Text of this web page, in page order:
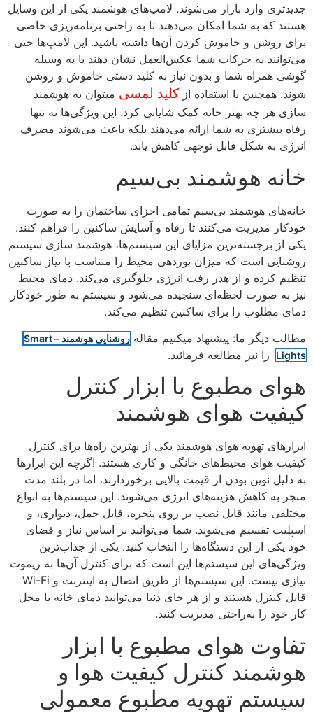
جدیدتری وارد بازار می‌شوند. لامپ‌های هوشمند یکی از این وسایل
هستند که به شما امکان می‌دهند تا به راحتی برنامه‌ریزی خاصی
برای روشن و خاموش کردن آن‌ها داشته باشید. این لامپ‌ها حتی
می‌توانند به حرکات شما عکس‌العمل نشان دهند یا به وسیله
گوشی همراه شما و بدون نیاز به کلید دستی خاموش و روشن
شوند. همچنین با استفاده از کلید لمسی میتوان به هوشمند
سازی هر چه بهتر خانه کمک شایانی کرد. این ویژگی‌ها نه تنها
رفاه بیشتری به شما ارائه می‌دهند بلکه باعث می‌شوند مصرف
انرژی به شکل قابل توجهی کاهش یابد.
خانه هوشمند بی‌سیم
خانه‌های هوشمند بی‌سیم تمامی اجزای ساختمان را به صورت
خودکار مدیریت می‌کنند تا رفاه و آسایش ساکنین را فراهم کنند.
یکی از برجسته‌ترین مزایای این سیستم‌ها، هوشمند سازی سیستم
روشنایی است که میزان نوردهی محیط را متناسب با نیاز ساکنین
تنظیم کرده و از هدر رفت انرژی جلوگیری می‌کند. دمای محیط
نیز به صورت لحظه‌ای سنجیده می‌شود و سیستم به طور خودکار
دمای مطلوب را برای ساکنین تنظیم می‌کند.
مطالب دیگر ما: پیشنهاد میکنیم مقاله
روشنایی هوشمند – Smart
Lights
را نیز مطالعه فرمائید.
هوای مطبوع با ابزار کنترل
کیفیت هوای هوشمند
ابزارهای تهویه هوای هوشمند یکی از بهترین راه‌ها برای کنترل
کیفیت هوای محیط‌های خانگی و کاری هستند. اگرچه این ابزارها
به دلیل نوین بودن از قیمت بالایی برخوردارند، اما در بلند مدت
منجر به کاهش هزینه‌های انرژی می‌شوند. این سیستم‌ها به انواع
مختلفی مانند قابل نصب بر روی پنجره، قابل حمل، دیواری، و
اسپلیت تقسیم می‌شوند. شما می‌توانید بر اساس نیاز و فضای
خود یکی از این دستگاه‌ها را انتخاب کنید. یکی از جذاب‌ترین
ویژگی‌های این سیستم‌ها این است که برای کنترل آن‌ها به ریموت
نیازی نیست. این سیستم‌ها از طریق اتصال به اینترنت و Wi-Fi
قابل کنترل هستند و از هر جای دنیا می‌توانید دمای خانه یا محل
کار خود را به‌راحتی مدیریت کنید.
تفاوت هوای مطبوع با ابزار
هوشمند کنترل کیفیت هوا و
سیستم تهویه مطبوع معمولی